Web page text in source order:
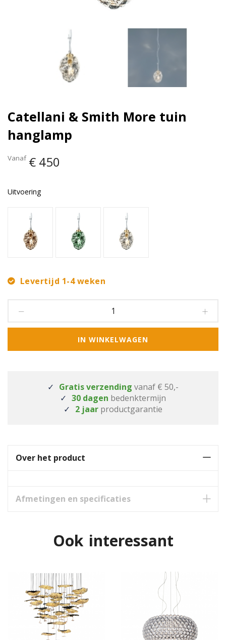
Catellani & Smith More tuin
hanglamp
Vanaf € 450
Uitvoering
Levertijd 1-4 weken
IN WINKELWAGEN
Gratis verzending vanaf € 50,-
30 dagen bedenktermijn
2 jaar productgarantie
Over het product
Afmetingen en specificaties
Ook interessant